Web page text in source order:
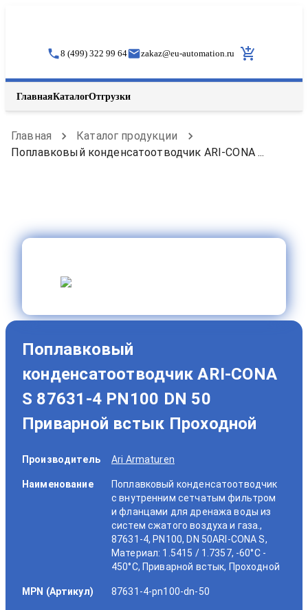
8 (499) 322 99 64 zakaz@eu-automation.ru
ГлавнаяКаталогОтгрузки
Главная
Каталог продукции
Поплавковый конденсатоотводчик ARI-CONA ...
Поплавковый
конденсатоотводчик ARI-CONA
S 87631-4 PN100 DN 50
Приварной встык Проходной
Производитель Ari Armaturen
Наименование
Поплавковый конденсатоотводчик
с внутренним сетчатым фильтром
и фланцами для дренажа воды из
систем сжатого воздуха и газа.,
87631-4, PN100, DN 50ARI-CONA S,
Материал: 1.5415 / 1.7357, -60°C -
450°C, Приварной встык, Проходной
MPN (Артикул) 87631-4-pn100-dn-50